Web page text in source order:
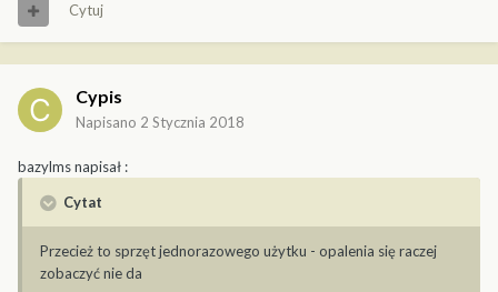
Cytuj
Cypis
Napisano 2 Stycznia 2018
bazylms napisał :
Cytat
Przecież to sprzęt jednorazowego użytku - opalenia się raczej
zobaczyć nie da